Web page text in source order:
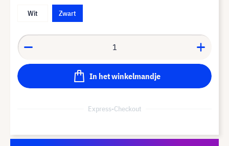
Wit
Zwart
In het winkelmandje
Express-Checkout